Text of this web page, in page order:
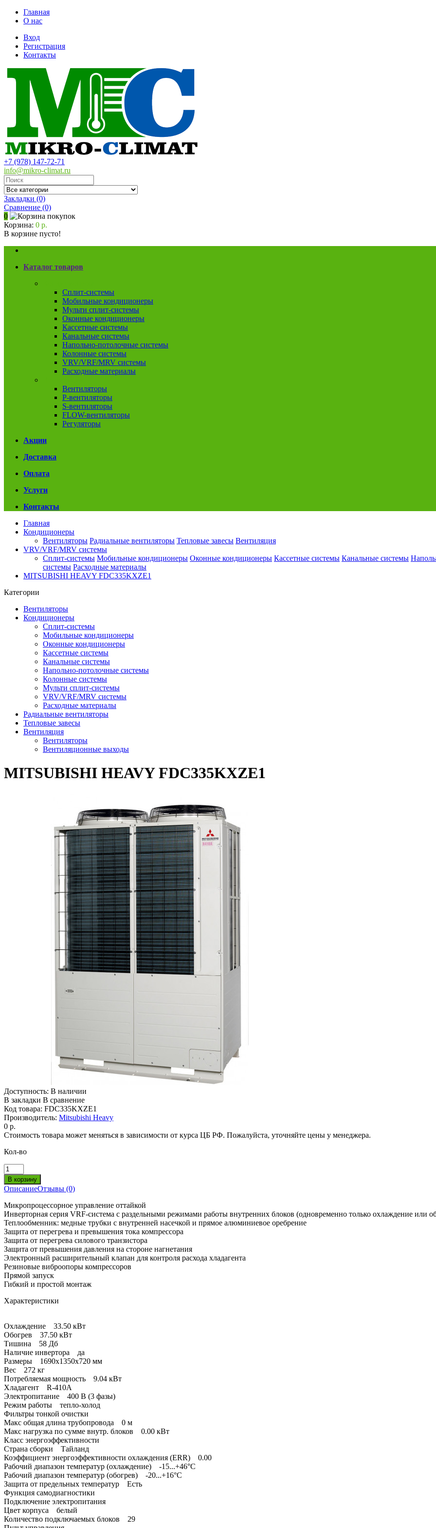
Главная
О нас
Вход
Регистрация
Контакты
+7 (978) 147-72-71
info@mikro-climat.ru
Закладки (0)
Сравнение (0)
0
Корзина: 0 р.
В корзине пусто!
Каталог товаров
Сплит-системы
Мобильные кондиционеры
Мульти сплит-системы
Оконные кондиционеры
Кассетные системы
Канальные системы
Напольно-потолочные системы
Колонные системы
VRV/VRF/MRV системы
Расходные материалы
Вентиляторы
P-вентиляторы
S-вентиляторы
FLOW-вентиляторы
Регуляторы
Акции
Доставка
Оплата
Услуги
Контакты
Главная
Кондиционеры
Вентиляторы Радиальные вентиляторы Тепловые завесы Вентиляция
VRV/VRF/MRV системы
Сплит-системы Мобильные кондиционеры Оконные кондиционеры Кассетные системы Канальные системы
системы Расходные материалы
MITSUBISHI HEAVY FDC335KXZE1
Категории
Вентиляторы
Кондиционеры
Сплит-системы
Мобильные кондиционеры
Оконные кондиционеры
Кассетные системы
Канальные системы
Напольно-потолочные системы
Колонные системы
Мульти сплит-системы
VRV/VRF/MRV системы
Расходные материалы
Радиальные вентиляторы
Тепловые завесы
Вентиляция
Вентиляторы
Вентиляционные выходы
MITSUBISHI HEAVY FDC335KXZE1
Доступность: В наличии
В закладки В сравнение
Код товара: FDC335KXZE1
Производитель: Mitsubishi Heavy
0 р.
Стоимость товара может меняться в зависимости от курса ЦБ РФ. Пожалуйста, уточняйте цены у менеджера.
Кол-во
ОписаниеОтзывы (0)
Микропроцессорное управление оттайкой
Инверторная серия VRF-система с раздельными режимами работы внутренних блоков (одновременно только охлаждение или
Теплообменник: медные трубки с внутренней насечкой и прямое алюминиевое оребрение
Защита от перегрева и превышения тока компрессора
Защита от перегрева силового транзистора
Защита от превышения давления на стороне нагнетания
Электронный расширительный клапан для контроля расхода хладагента
Резиновые виброопоры компрессоров
Прямой запуск
Гибкий и простой монтаж
Характеристики
Охлаждение 33.50 кВт
Обогрев 37.50 кВт
Тишина 58 Дб
Наличие инвертора да
Размеры 1690х1350х720 мм
Вес 272 кг
Потребляемая мощность 9.04 кВт
Хладагент R-410A
Электропитание 400 В (3 фазы)
Режим работы тепло-холод
Фильтры тонкой очистки
Макс общая длина трубопровода 0 м
Макс нагрузка по сумме внутр. блоков 0.00 кВт
Класс энергоэффективности
Страна сборки Тайланд
Коэффициент энергоэффективности охлаждения (ERR) 0.00
Рабочий диапазон температур (охлаждение) -15...+46°C
Рабочий диапазон температур (обогрев) -20...+16°C
Защита от предельных температур Есть
Функция самодиагностики
Подключение электропитания
Цвет корпуса белый
Количество подключаемых блоков 29